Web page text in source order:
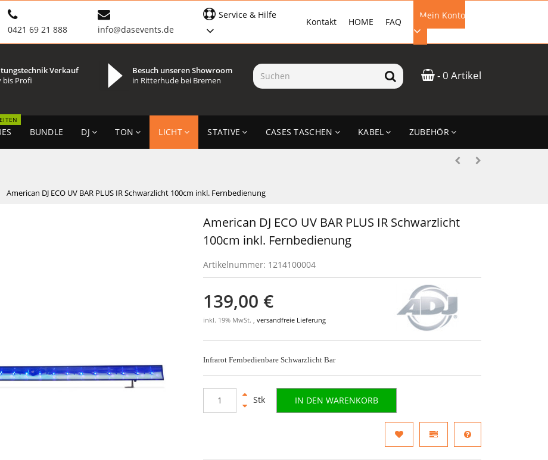
0421 69 21 888 info@dasevents.de
Mein Konto
EMAIL-ADRESSE
ANMELDEN
FAQ
HOME
Kontakt
Service & Hilfe
- 0 Artikel
Verkauf
bis Profi
Besuch unseren Showroom
in Ritterhude bei Bremen
BUNDLE DJ TON LICHT STATIVE CASES TASCHEN KABEL ZUBEHÖR
American DJ ECO UV BAR PLUS IR Schwarzlicht 100cm inkl. Fernbedienung
American DJ ECO UV BAR PLUS IR Schwarzlicht
100cm inkl. Fernbedienung
Artikelnummer: 1214100004
139,00 €
inkl. 19% MwSt. ,versandfreie Lieferung
Infrarot Fernbedienbare Schwarzlicht Bar
Stk IN DEN WARENKORB